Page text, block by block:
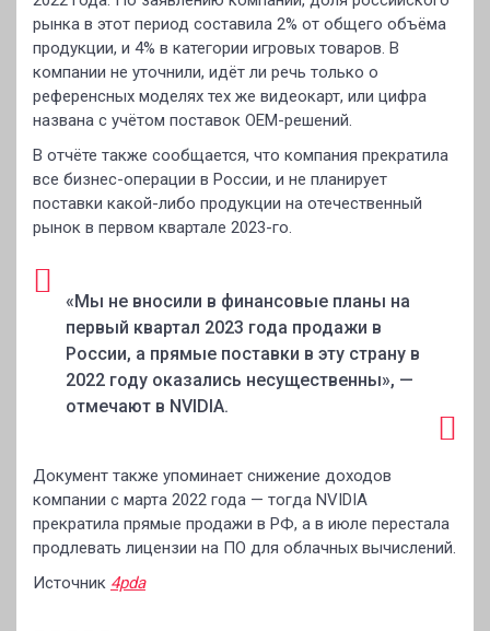
рынка в этот период составила 2% от общего объёма
продукции, и 4% в категории игровых товаров. В
компании не уточнили, идёт ли речь только о
референсных моделях тех же видеокарт, или цифра
названа с учётом поставок OEM-решений.
В отчёте также сообщается, что компания прекратила
все бизнес-операции в России, и не планирует
поставки какой-либо продукции на отечественный
рынок в первом квартале 2023-го.
«Мы не вносили в финансовые планы на
первый квартал 2023 года продажи в
России, а прямые поставки в эту страну в
2022 году оказались несущественны», —
отмечают в NVIDIA.
Документ также упоминает снижение доходов
компании с марта 2022 года — тогда NVIDIA
прекратила прямые продажи в РФ, а в июле перестала
продлевать лицензии на ПО для облачных вычислений.
Источник 4pda